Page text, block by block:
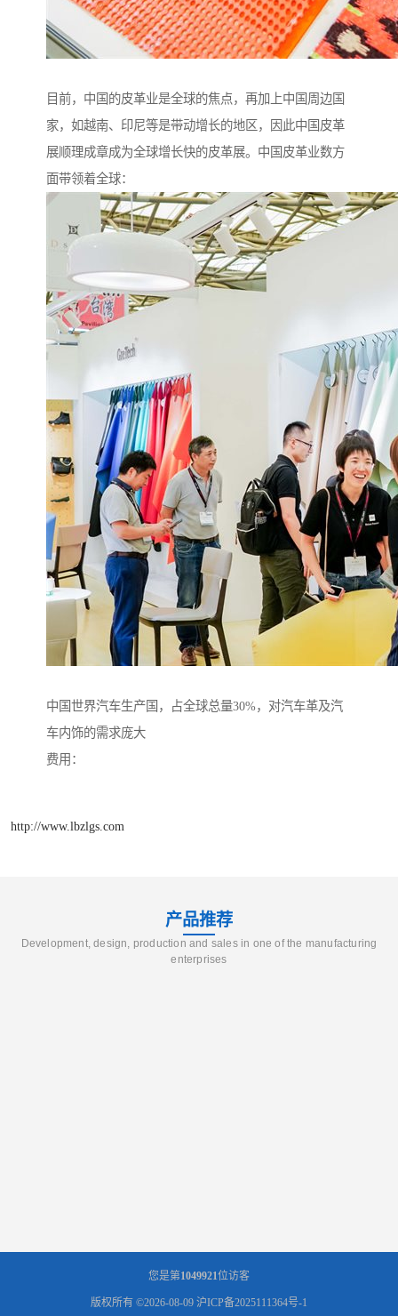
目前，中国的皮革业是全球的焦点，再加上中国周边国
家，如越南、印尼等是带动增长的地区，因此中国皮革
展顺理成章成为全球增长快的皮革展。中国皮革业数方
面带领着全球：
中国世界汽车生产国，占全球总量30%，对汽车革及汽
车内饰的需求庞大
费用：
http://www.lbzlgs.com
产品推荐
Development, design, production and sales in one of the manufacturing
enterprises
您是第1049921位访客
版权所有 ©2026-08-09 沪ICP备2025111364号-1